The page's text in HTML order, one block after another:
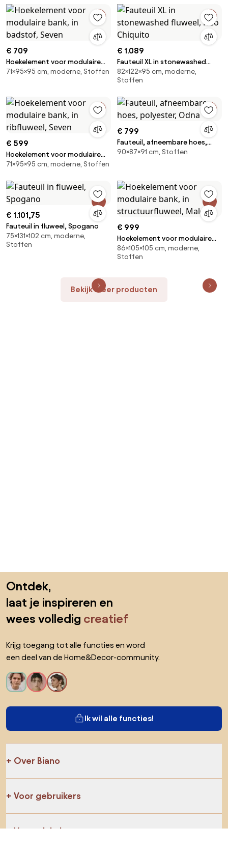
€ 709
Hoekelement voor modulaire
bank, in badstof, Seven
71×95×95 cm, moderne, Stoffen
€ 1.089
Fauteuil XL in stonewashed
fluweel, Neo Chiquito
82×122×95 cm, moderne,
Stoffen
€ 599
Hoekelement voor modulaire
bank, in ribfluweel, Seven
71×95×95 cm, moderne, Stoffen
€ 799
Fauteuil, afneembare hoes,
polyester, Odna
90×87×91 cm, Stoffen
€ 1.101,75
Fauteuil in fluweel, Spogano
75×131×102 cm, moderne,
Stoffen
€ 999
Hoekelement voor modulaire
bank, in structuurfluweel, Malo
86×105×105 cm, moderne,
Stoffen
Bekijk meer producten
Ontdek,
laat je inspireren en
wees volledig creatief
Krijg toegang tot alle functies en word
een deel van de Home&Decor-community.
Ik wil alle functies!
Over Biano
Voor gebruikers
Voor winkels